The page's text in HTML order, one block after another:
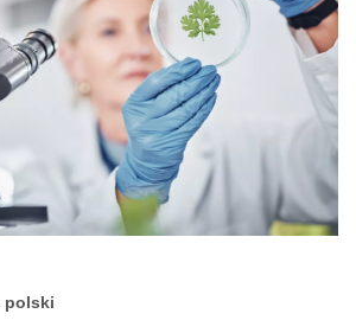
polski